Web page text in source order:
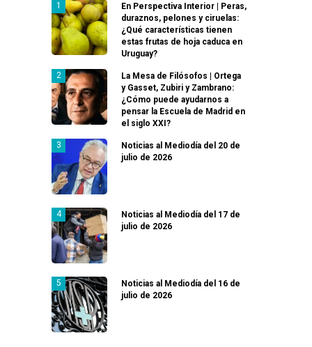
En Perspectiva Interior | Peras,
duraznos, pelones y ciruelas:
¿Qué características tienen
estas frutas de hoja caduca en
Uruguay?
La Mesa de Filósofos | Ortega
y Gasset, Zubiri y Zambrano:
¿Cómo puede ayudarnos a
pensar la Escuela de Madrid en
el siglo XXI?
Noticias al Mediodía del 20 de
julio de 2026
Noticias al Mediodía del 17 de
julio de 2026
Noticias al Mediodía del 16 de
julio de 2026